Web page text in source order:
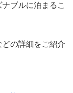
ブルに泊まるこ
の詳細をご紹介